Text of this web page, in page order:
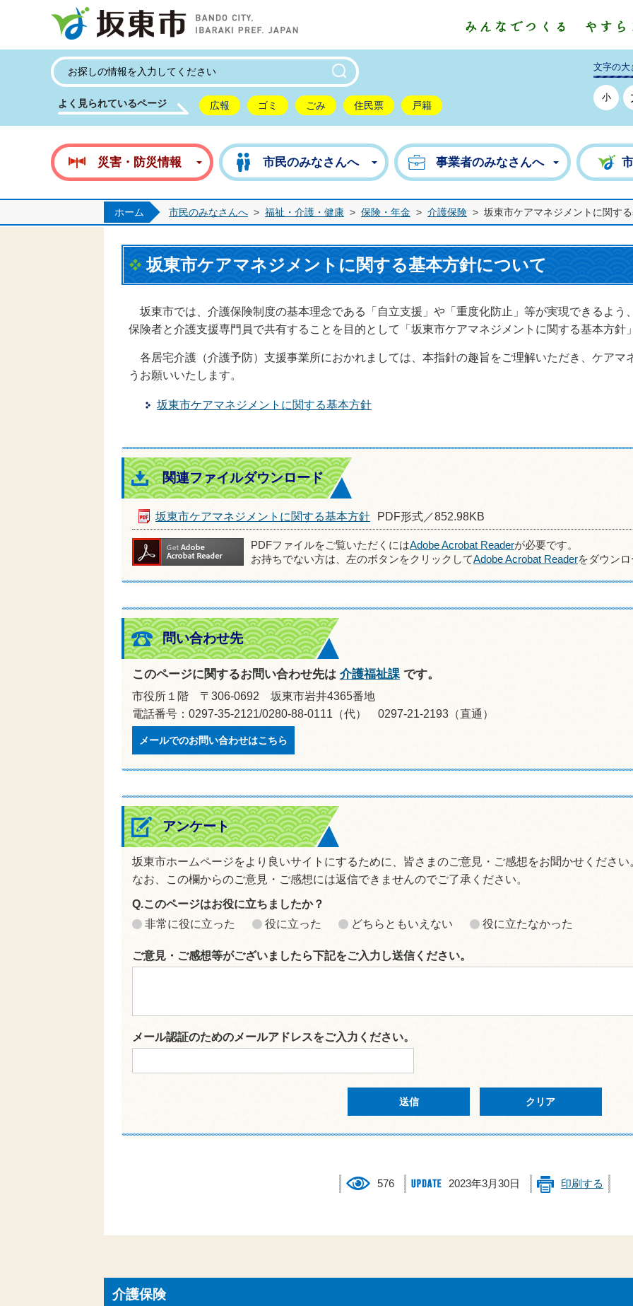
よく見られているページ 広報 ゴミ ごみ 住民票 戸籍
文字の大
小
災害・防災情報 市民のみなさんへ 事業者のみなさんへ
ホーム 市民のみなさんへ > 福祉・介護・健康 > 保険・年金 > 介護保険 > 坂東市ケアマネジメントに関す
坂東市ケアマネジメントに関する基本方針について
坂東市では、介護保険制度の基本理念である「自立支援」や「重度化防止」等が実現できるよう
保険者と介護支援専門員で共有することを目的として「坂東市ケアマネジメントに関する基本方針
各居宅介護（介護予防）支援事業所におかれましては、本指針の趣旨をご理解いただき、ケアマ
うお願いいたします。
坂東市ケアマネジメントに関する基本方針
関連ファイルダウンロード
坂東市ケアマネジメントに関する基本方針 PDF形式／852.98KB
PDFファイルをご覧いただくにはAdobe Acrobat Readerが必要です。
お持ちでない方は、左のボタンをクリックしてAdobe Acrobat Readerをダウン
問い合わせ先
このページに関するお問い合わせ先は 介護福祉課 です。
市役所１階 〒306-0692 坂東市岩井4365番地
電話番号：0297-35-2121/0280-88-0111（代） 0297-21-2193（直通）
メールでのお問い合わせはこちら
アンケート
坂東市ホームページをより良いサイトにするために、皆さまのご意見・ご感想をお聞かせください
なお、この欄からのご意見・ご感想には返信できませんのでご了承ください。
Q.このページはお役に立ちましたか？
非常に役に立った
役に立った どちらともいえない 役に立たなかった
ご意見・ご感想等がございましたら下記をご入力し送信ください。
メール認証のためのメールアドレスをご入力ください。
576 2023年3月30日 印刷する
介護保険